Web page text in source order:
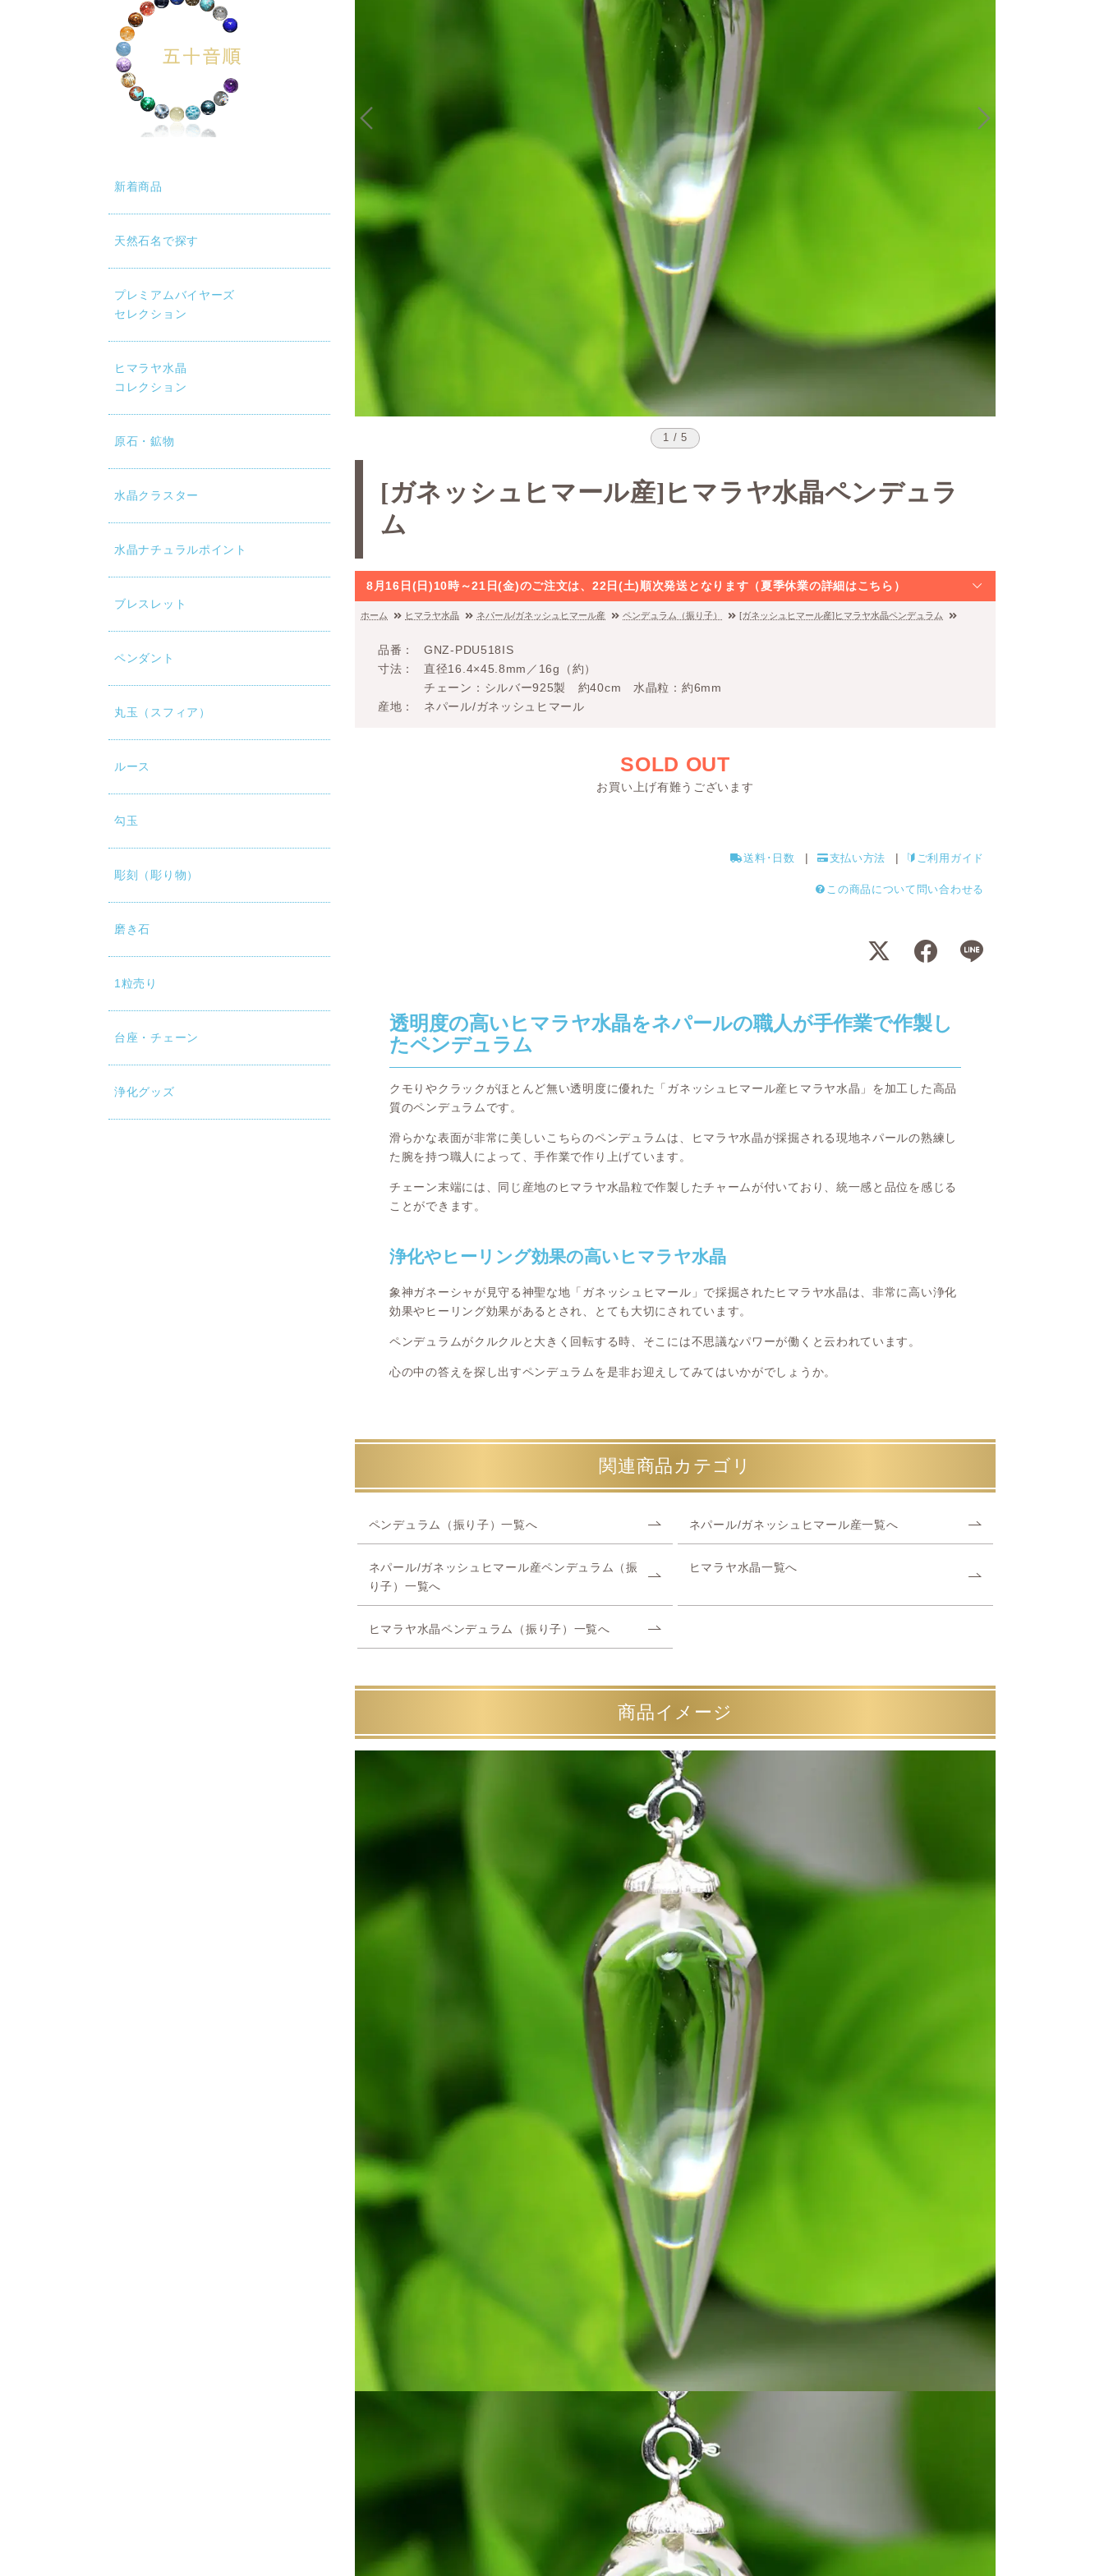
新着商品
天然石名で探す
プレミアムバイヤーズ
セレクション
ヒマラヤ水晶
コレクション
原石・鉱物
水晶クラスター
水晶ナチュラルポイント
ブレスレット
ペンダント
丸玉（スフィア）
ルース
勾玉
彫刻（彫り物）
磨き石
1粒売り
台座・チェーン
浄化グッズ
1 / 5
[ガネッシュヒマール産]ヒマラヤ水晶ペンデュラ
ム
8月16日(日)10時～21日(金)のご注文は、22日(土)順次発送となります（夏季休業の詳細はこちら）
ホーム ヒマラヤ水晶 ネパール/ガネッシュヒマール産 ペンデュラム（振り子） [ガネッシュヒマール産]ヒマラヤ水晶ペンデュラム
品番
GNZ-PDU518IS
寸法
直径16.4×45.8mm／16g（約）
チェーン：シルバー925製 約40cm 水晶粒：約6mm
産地
ネパール/ガネッシュヒマール
SOLD OUT
お買い上げ有難うございます
送料･日数 支払い方法 ご利用ガイド
この商品について問い合わせる
透明度の高いヒマラヤ水晶をネパールの職人が手作業で作製し
たペンデュラム
クモりやクラックがほとんど無い透明度に優れた「ガネッシュヒマール産ヒマラヤ水晶」を加工した高品
質のペンデュラムです。
滑らかな表面が非常に美しいこちらのペンデュラムは、ヒマラヤ水晶が採掘される現地ネパールの熟練し
た腕を持つ職人によって、手作業で作り上げています。
チェーン末端には、同じ産地のヒマラヤ水晶粒で作製したチャームが付いており、統一感と品位を感じる
ことができます。
浄化やヒーリング効果の高いヒマラヤ水晶
象神ガネーシャが見守る神聖な地「ガネッシュヒマール」で採掘されたヒマラヤ水晶は、非常に高い浄化
効果やヒーリング効果があるとされ、とても大切にされています。
ペンデュラムがクルクルと大きく回転する時、そこには不思議なパワーが働くと云われています。
心の中の答えを探し出すペンデュラムを是非お迎えしてみてはいかがでしょうか。
関連商品カテゴリ
ペンデュラム（振り子）一覧へ ネパール/ガネッシュヒマール産一覧へ
ネパール/ガネッシュヒマール産ペンデュラム（振
り子）一覧へ
ヒマラヤ水晶一覧へ
ヒマラヤ水晶ペンデュラム（振り子）一覧へ
商品イメージ